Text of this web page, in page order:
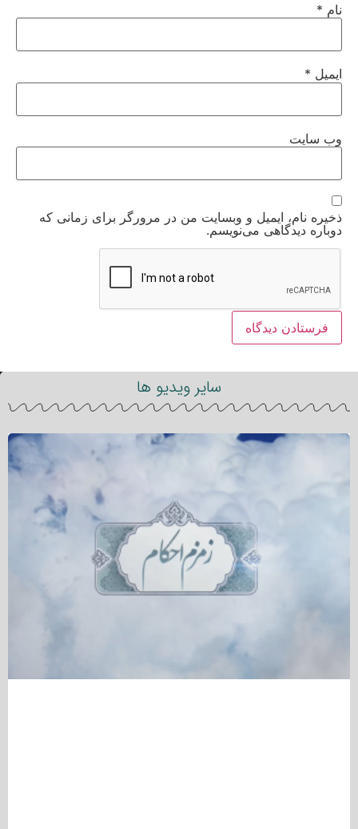
نام *
ایمیل *
وب‌ سایت
ذخیره نام، ایمیل و وبسایت من در مرورگر برای زمانی که
دوباره دیدگاهی می‌نویسم.
سایر ویدیو ها